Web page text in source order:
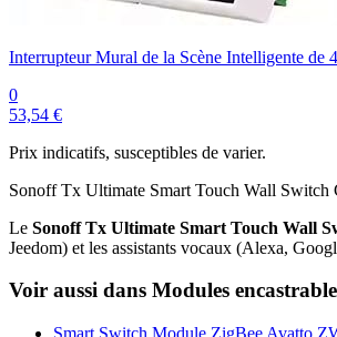
Interrupteur Mural de la Scène Intelligente
0
53,54 €
Prix indicatifs, susceptibles de varier.
Sonoff Tx Ultimate Smart Touch Wall
Le Sonoff Tx Ultimate Smart Touch Wall
Jeedom) et les assistants vocaux (Alexa,
Voir aussi dans Modules
Smart Switch Module ZigBee Avatto